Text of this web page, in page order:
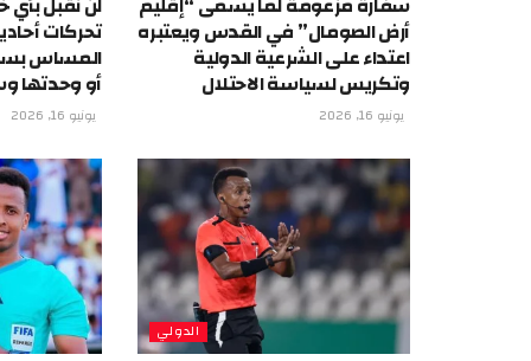
أرض الصومال” في القدس ويعتبره
اعتداء على الشرعية الدولية
وتكريس لسياسة الاحتلال
يونيو 16, 2026
تحركات
المساس
أو وحدتها
يونيو 16, 2026
الدولي